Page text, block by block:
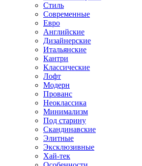
Стиль
Современные
Евро
Английские
Дизайнерские
Итальянские
Кантри
Классические
Лофт
Модерн
Прованс
Неоклассика
Минимализм
Под старину
Скандинавские
Элитные
Эксклюзивные
Хай-тек